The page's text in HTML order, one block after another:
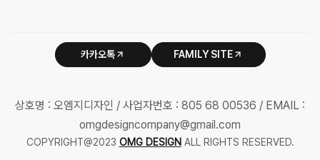
카카오톡 FAMILY SITE
상호명 : 오엠지디자인 / 사업자번호 : 805 68 00536 / EMAIL :
omgdesigncompany@gmail.com
COPYRIGHT@2023 OMG DESIGN ALL RIGHTS RESERVED.